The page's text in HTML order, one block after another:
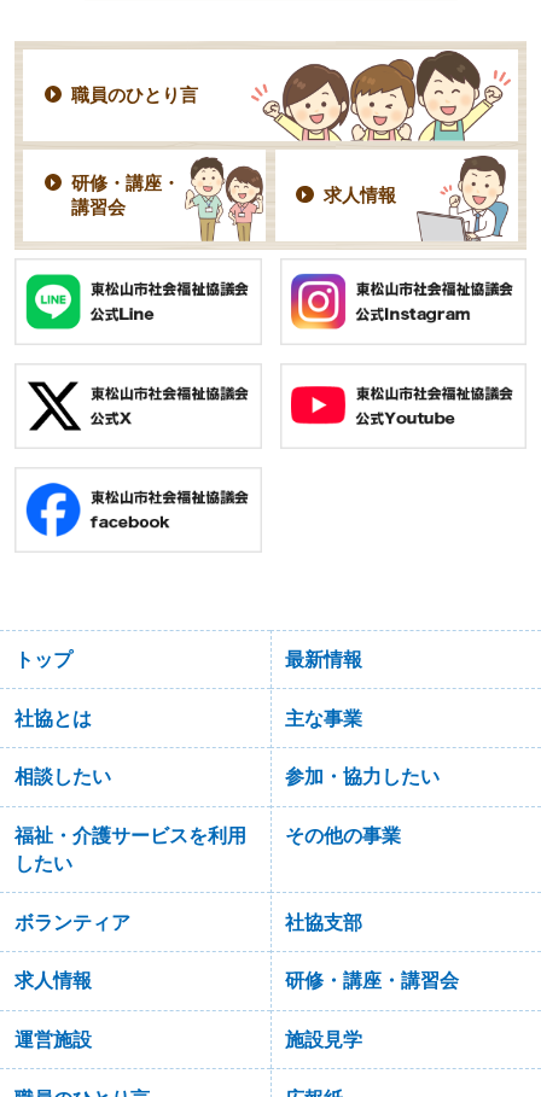
職員のひとり言
研修・講座・
講習会
求人情報
トップ 最新情報
社協とは 主な事業
相談したい 参加・協力したい
福祉・介護サービスを利用
したい
その他の事業
ボランティア 社協支部
求人情報 研修・講座・講習会
運営施設 施設見学